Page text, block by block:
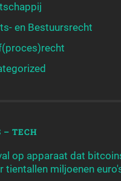
en Bestuursrecht
– TECH
op apparaat dat
tientallen miljoenen